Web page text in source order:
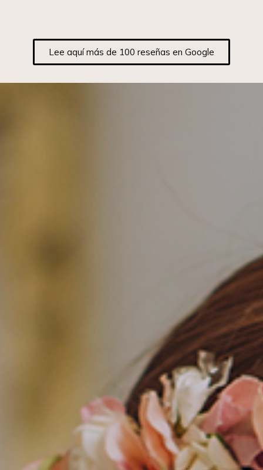
Lee aquí más de 100 reseñas en Google